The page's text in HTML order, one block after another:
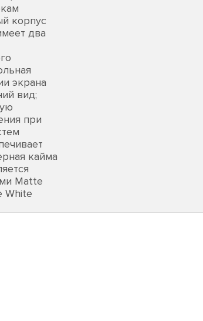
корпус
два
экрана
вид;
при
кайма
Matte
White